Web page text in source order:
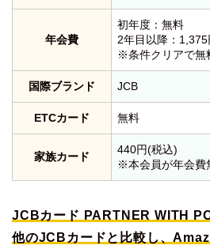
年会費
初年度：無料
2年目以降：
※条件クリアで無
国際ブランド JCB
ETCカード 無料
家族カード
440円(税込)
※本会員が年会費
JCBカード PARTNER WITH
他のJCBカードと比較し、